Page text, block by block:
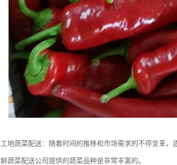
工地蔬菜配送：随着时间的推移和市场需求的不停变革
鲜蔬菜配送公司提供的蔬菜品种是非常丰富的。